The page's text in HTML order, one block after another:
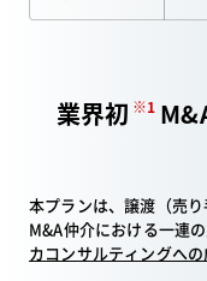
業界初 ※1
本プランは、譲渡（売
M&A仲介における一連
カコンサルティングへ